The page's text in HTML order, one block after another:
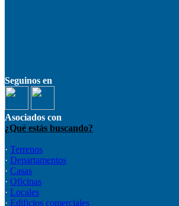
Seguinos en
Asociados con
¿Qué estás buscando?
· Terrenos
· Departamentos
· Casas
· Oficinas
· Locales
· Edificios comerciales